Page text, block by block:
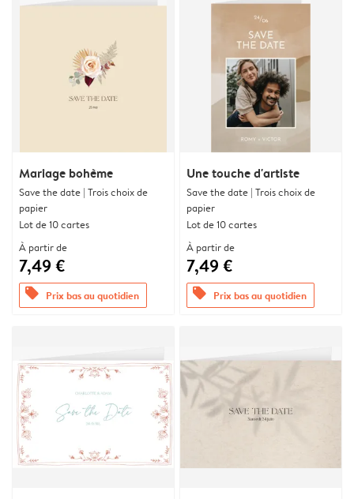
Mariage bohème
Save the date | Trois choix de
papier
Lot de 10 cartes
À partir de
7,49 €
offers Prix bas au quotidien
Une touche d'artiste
Save the date | Trois choix de
papier
Lot de 10 cartes
À partir de
7,49 €
offers Prix bas au quotidien